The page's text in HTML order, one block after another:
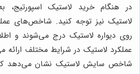
در هنگام خرید لاستیک
لاستیک نیز توجه کنید. شاخص‌های
روی دیواره لاستیک درج می‌شوند و
عملکرد لاستیک در شرایط مختلف ارائه
شاخص سایش لاستیک نشان می‌دهد